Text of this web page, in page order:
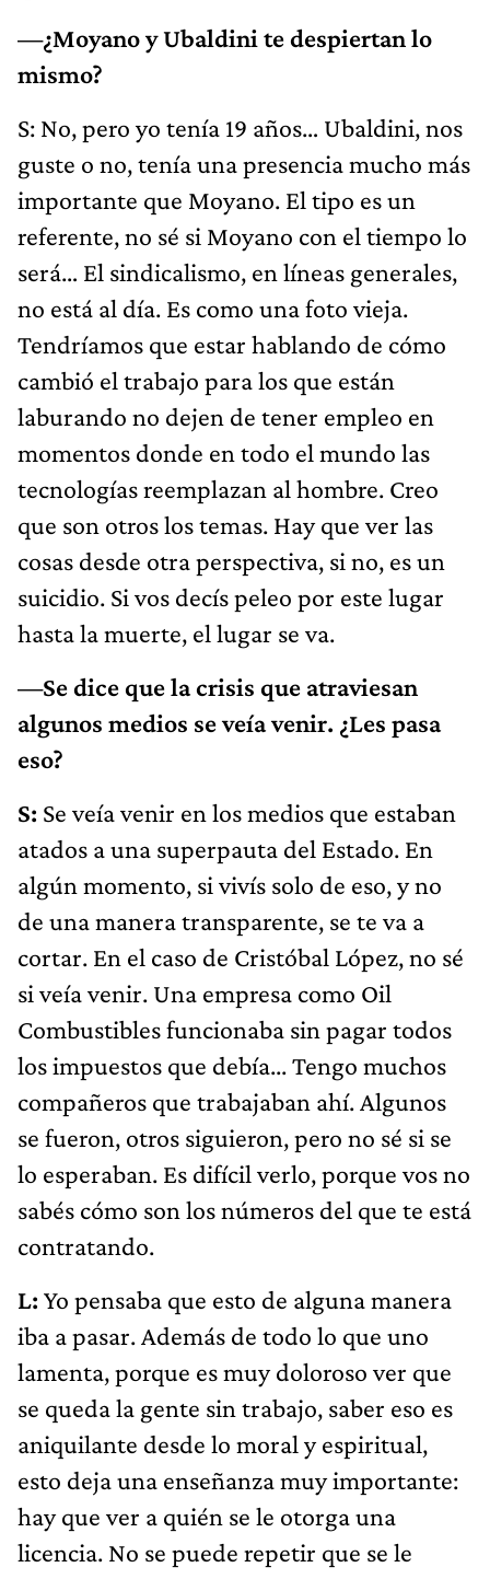
—¿Moyano y Ubaldini te despiertan lo
mismo?
S: No, pero yo tenía 19 años… Ubaldini, nos
guste o no, tenía una presencia mucho más
importante que Moyano. El tipo es un
referente, no sé si Moyano con el tiempo lo
será… El sindicalismo, en líneas generales,
no está al día. Es como una foto vieja.
Tendríamos que estar hablando de cómo
cambió el trabajo para los que están
laburando no dejen de tener empleo en
momentos donde en todo el mundo las
tecnologías reemplazan al hombre. Creo
que son otros los temas. Hay que ver las
cosas desde otra perspectiva, si no, es un
suicidio. Si vos decís peleo por este lugar
hasta la muerte, el lugar se va.
—Se dice que la crisis que atraviesan
algunos medios se veía venir. ¿Les pasa
eso?
S: Se veía venir en los medios que estaban
atados a una superpauta del Estado. En
algún momento, si vivís solo de eso, y no
de una manera transparente, se te va a
cortar. En el caso de Cristóbal López, no sé
si veía venir. Una empresa como Oil
Combustibles funcionaba sin pagar todos
los impuestos que debía... Tengo muchos
compañeros que trabajaban ahí. Algunos
se fueron, otros siguieron, pero no sé si se
lo esperaban. Es difícil verlo, porque vos no
sabés cómo son los números del que te está
contratando.
L: Yo pensaba que esto de alguna manera
iba a pasar. Además de todo lo que uno
lamenta, porque es muy doloroso ver que
se queda la gente sin trabajo, saber eso es
aniquilante desde lo moral y espiritual,
esto deja una enseñanza muy importante:
hay que ver a quién se le otorga una
licencia. No se puede repetir que se le